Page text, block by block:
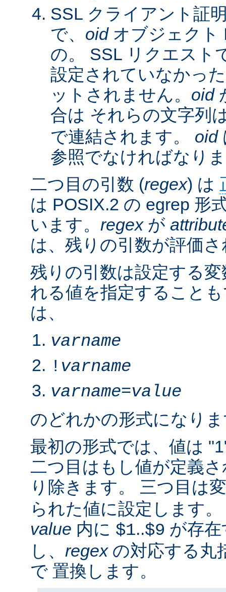
SSL クライアント証
で、 oidオブジェクト
の。 SSL リクエスト
設定されていなかっ
ットされません。 oid
合は それらの文字列
で連結されます。 oid
参照でなければなり
二つ目の引数 (regex) は
は POSIX.2 の egrep 形
います。 regexが
は、残りの引数が評価
残りの引数は設定する
れる値を指定すること
は、
varname
! varname
varname=value
のどれかの形式になり
最初の形式では、値は
二つ目はもし値が定義
り除きます。 三つ目は
られた値に設定します
value 内に $1..$9 が存
し、 regexの対応する丸
で 置換します。